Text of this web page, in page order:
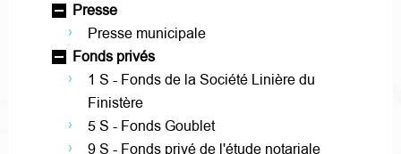
Presse
Presse municipale
Fonds privés
1 S - Fonds de la Société Linière du
Finistère
5 S - Fonds Goublet
9 S - Fonds privé de l'étude notariale